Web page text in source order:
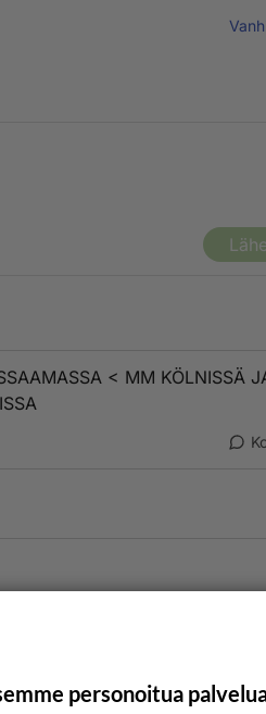
< MM KÖLNISSÄ
personoitua